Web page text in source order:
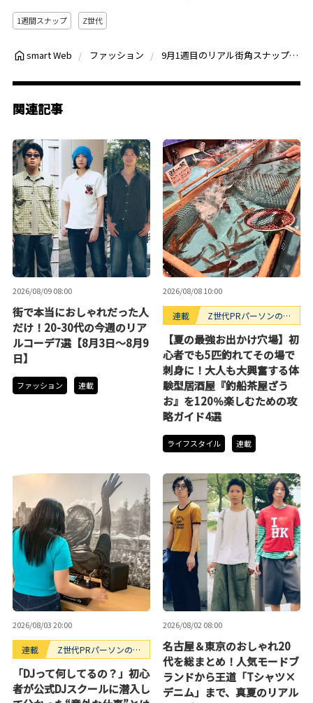
1週間スナップ Z世代
smart Web ファッション 9月1週目のリアル街角スナップまとめ！センス抜群なZ世代＆旬の大人コーデに学ぶおしゃれのヒント
関連記事
2026/08/09 08:00
街で本当におしゃれだった人
だけ！20-30代の今週のリア
ルコーデ7選【8月3日〜8月9
日】
ファッション 連載
2026/08/08 10:00
連載
Z世代PRパーソンのキ
【夏の最強お出かけ穴場】初
心者でも5匹釣れてその場で
刺身に！大人も大興奮する体
験型居酒屋『釣船茶屋ざう
お』を120％楽しむための攻
略ガイド4選
ライフスタイル 連載
2026/08/03 20:00
連載
Z世代PRパーソンのキ
「DJって何してるの？」初心
者が公式DJスクールに潜入し
2026/08/02 08:00
名古屋＆東京のおしゃれ20
代を総まとめ！人気モードブ
ランドから王道「Tシャツ×
デニム」まで、真夏のリアル